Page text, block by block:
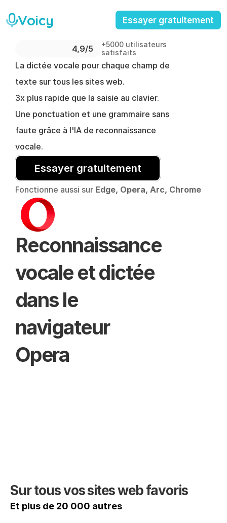
Voicy Essayer gratuitement
4,9/5
+5000 utilisateurs
satisfaits
Reconnaissance
vocale et dictée
dans le
navigateur
Opera
La dictée vocale pour chaque champ de
texte sur tous les sites web.
3x plus rapide que la saisie au clavier.
Une ponctuation et une grammaire sans
faute grâce à l'IA de reconnaissance
vocale.
Fonctionne aussi sur Edge, Opera, Arc, Chrome
Essayer gratuitement
Sur tous vos sites web favoris
Et plus de 20 000 autres